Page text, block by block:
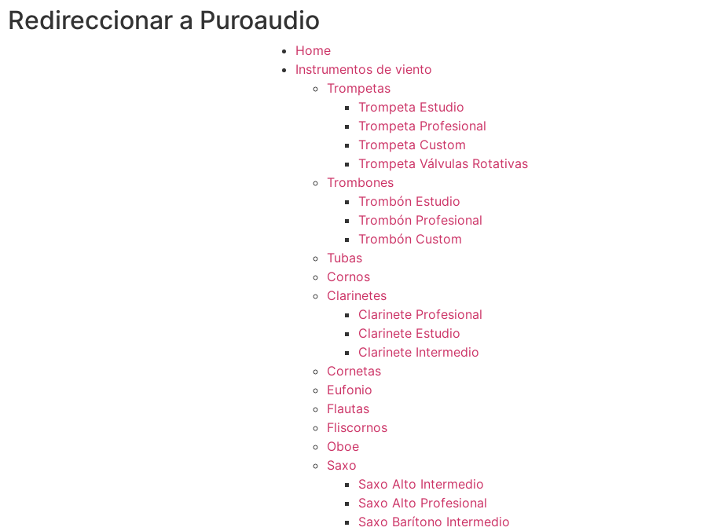
Redireccionar a Puroaudio
Home
Instrumentos de viento
Trompetas
Trompeta Estudio
Trompeta Profesional
Trompeta Custom
Trompeta Válvulas Rotativas
Trombones
Trombón Estudio
Trombón Profesional
Trombón Custom
Tubas
Cornos
Clarinetes
Clarinete Profesional
Clarinete Estudio
Clarinete Intermedio
Cornetas
Eufonio
Flautas
Fliscornos
Oboe
Saxo
Saxo Alto Intermedio
Saxo Alto Profesional
Saxo Barítono Intermedio